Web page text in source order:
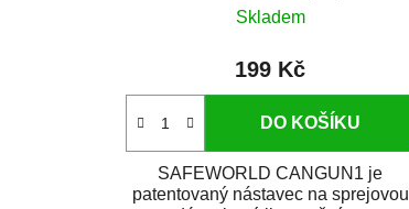
Skladem
199 Kč
DO KOŠÍKU
SAFEWORLD CANGUN1 je
patentovaný nástavec na sprejovou